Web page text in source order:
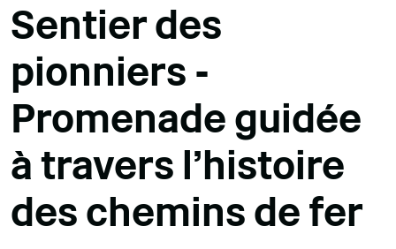
Sentier des
pionniers -
Promenade guidée
à travers l'histoire
des chemins de fer